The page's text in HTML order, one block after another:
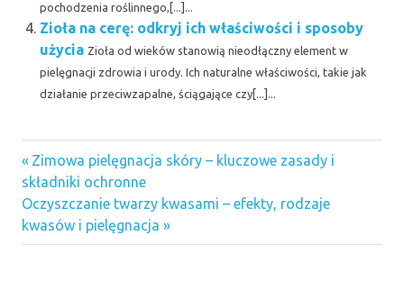
pochodzenia roślinnego,[...]...
Zioła na cerę: odkryj ich właściwości i sposoby
użycia Zioła od wieków stanowią nieodłączny element w
pielęgnacji zdrowia i urody. Ich naturalne właściwości, takie jak
działanie przeciwzapalne, ściągające czy[...]...
Nawigacja
wpisu
Previous
Post:
Zimowa pielęgnacja skóry – kluczowe zasady i
składniki ochronne
Next
Post:
Oczyszczanie twarzy kwasami – efekty, rodzaje
kwasów i pielęgnacja